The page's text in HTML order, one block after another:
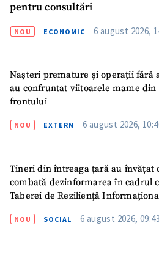
pentru consultări
NOU ECONOMIC 6 august 2026,
Nașteri premature și operații fără
au confruntat viitoarele mame
frontului
NOU EXTERN 6 august 2026,
Tineri din întreaga țară au învățat
combată dezinformarea în cadrul
Taberei de Reziliență
NOU SOCIAL 6 august 2026, 09:43
Link media+ Link media
Mesajul știrei
+ Mesajul știrei
CONTACT SURSĂ
Nume+ Numele meu